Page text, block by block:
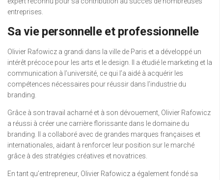
entreprises.
Sa vie personnelle et professionnelle
Olivier Rafowicz a grandi dans la ville de Paris et a développé un
intérêt précoce pour les arts et le design. Il a étudié le marketing et la
communication à l’université, ce qui l’a aidé à acquérir les
compétences nécessaires pour réussir dans l’industrie du
branding.
Grâce à son travail acharné et à son dévouement, Olivier Rafowicz
a réussi à créer une carrière florissante dans le domaine du
branding. Il a collaboré avec de grandes marques françaises et
internationales, aidant à renforcer leur position sur le marché
grâce à des stratégies créatives et novatrices.
En tant qu’entrepreneur, Olivier Rafowicz a également fondé sa